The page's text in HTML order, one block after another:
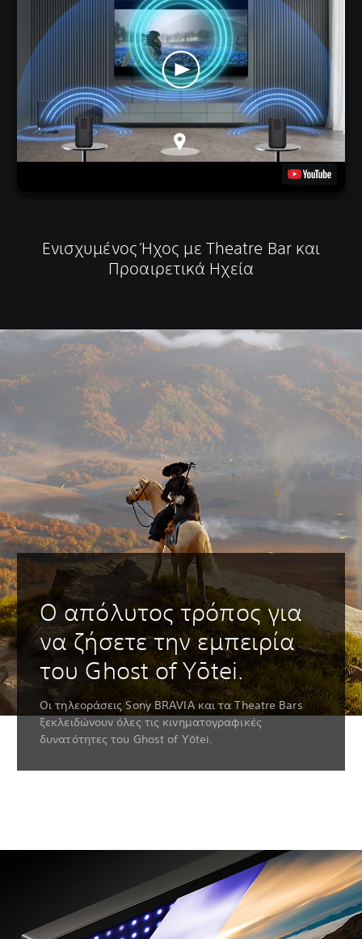
Ενισχυμένος Ήχος με Theatre Bar και
Προαιρετικά Ηχεία
Ο απόλυτος τρόπος για
να ζήσετε την εμπειρία
του Ghost of Yōtei.
Οι τηλεοράσεις Sony BRAVIA και τα Theatre Bars
ξεκλειδώνουν όλες τις κινηματογραφικές
δυνατότητες του Ghost of Yōtei.